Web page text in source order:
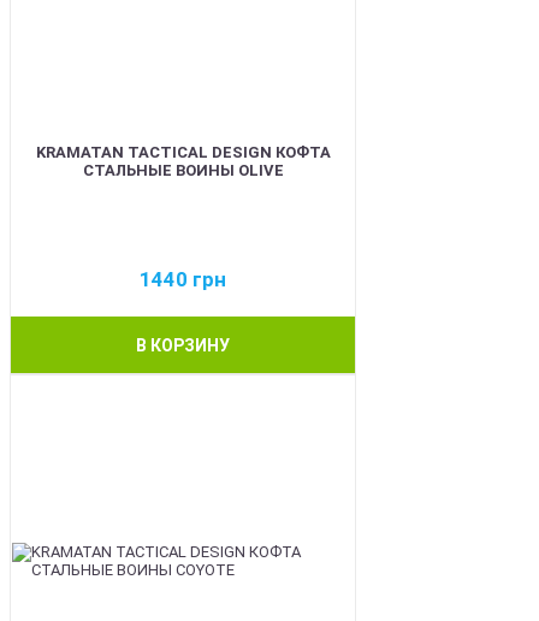
KRAMATAN TACTICAL DESIGN КОФТА
СТАЛЬНЫЕ ВОИНЫ OLIVE
1440 грн
В КОРЗИНУ